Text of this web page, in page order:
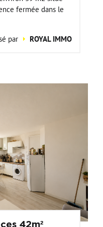
fermée dans le
par
ROYAL IMMO
42m²